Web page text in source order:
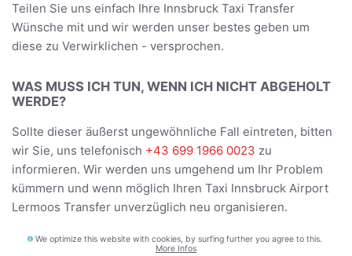
Teilen Sie uns einfach Ihre Innsbruck Taxi Transfer
Wünsche mit und wir werden unser bestes geben um
diese zu Verwirklichen - versprochen.
WAS MUSS ICH TUN, WENN ICH NICHT ABGEHOLT
WERDE?
Sollte dieser äußerst ungewöhnliche Fall eintreten, bitten
wir Sie, uns telefonisch +43 699 1966 0023 zu
informieren. Wir werden uns umgehend um Ihr Problem
kümmern und wenn möglich Ihren Taxi Innsbruck Airport
Lermoos Transfer unverzüglich neu organisieren.
BEFÖRDERT DER FAHRER UNS DIREKT ZUR
We optimize this website with cookies, by surfing further you agree to this.
More Infos